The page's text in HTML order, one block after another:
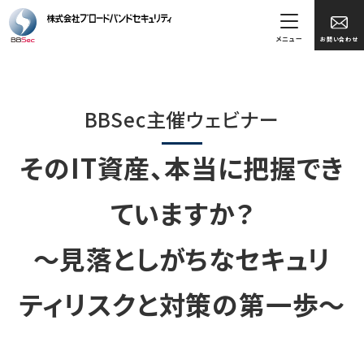
お問い合わせ
メニュー
BBSec主催ウェビナー
そのIT資産、本当に把握でき
ていますか？
～見落としがちなセキュリ
ティリスクと対策の第一歩～